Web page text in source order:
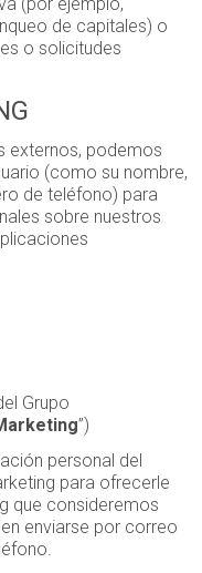
(por ejemplo,
de capitales) o
o solicitudes
externos, podemos
(como su nombre,
de teléfono) para
sobre nuestros
Grupo
”)
personal del
para ofrecerle
que consideremos
enviarse por correo